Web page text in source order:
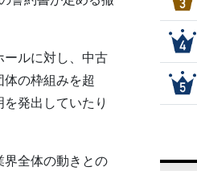
ールに対し、中古
の枠組みを超
発出していたり
界全体の動きとの